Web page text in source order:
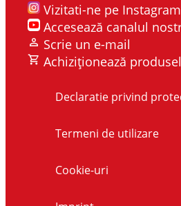
Vizitati-ne pe Instagram
Accesează canalul
Scrie un e-mail
Achiziționează
Declaratie privind
Termeni de utilizare
Cookie-uri